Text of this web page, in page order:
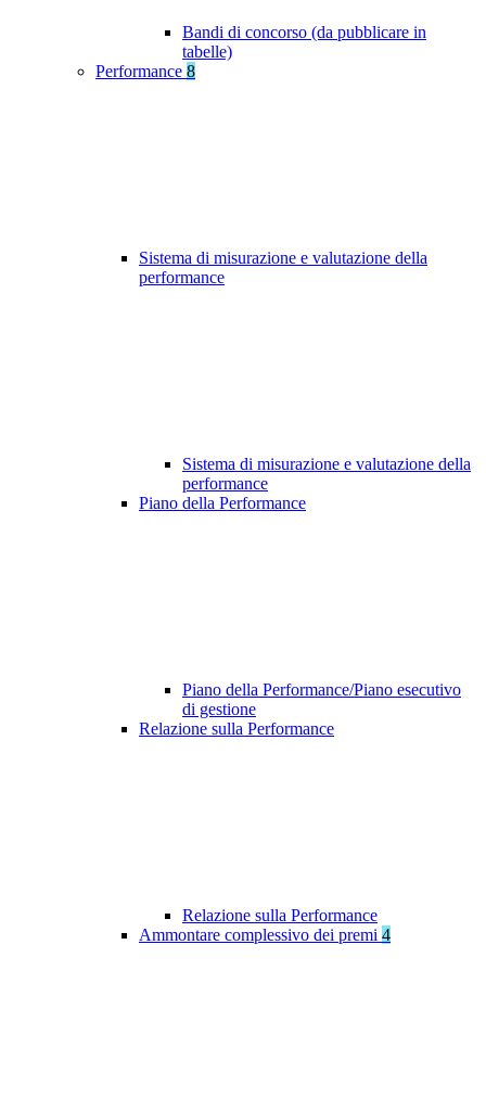
Bandi di concorso (da pubblicare in
tabelle)
Performance 8
Sistema di misurazione e valutazione della
performance
Sistema di misurazione e valutazione della
performance
Piano della Performance
Piano della Performance/Piano esecutivo
di gestione
Relazione sulla Performance
Relazione sulla Performance
Ammontare complessivo dei premi 4